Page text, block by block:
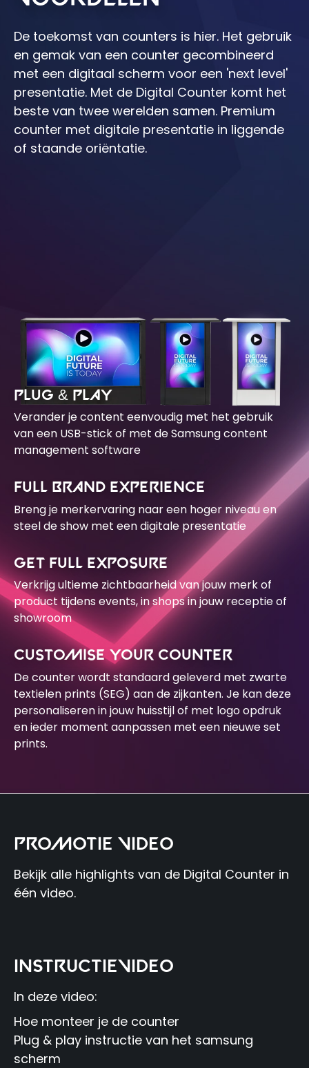
De toekomst van counters is hier. Het gebruik
en gemak van een counter gecombineerd
met een digitaal scherm voor een 'next level'
presentatie. Met de Digital Counter komt het
beste van twee werelden samen. Premium
counter met digitale presentatie in liggende
of staande oriëntatie.
PLUG & PLAY
Verander je content eenvoudig met het gebruik
van een USB-stick of met de Samsung content
management software
FULL BRAND EXPERIENCE
Breng je merkervaring naar een hoger niveau en
steel de show met een digitale presentatie
GET FULL EXPOSURE
Verkrijg ultieme zichtbaarheid van jouw merk of
product tijdens events, in shops in jouw receptie of
showroom
CUSTOMISE YOUR COUNTER
De counter wordt standaard geleverd met zwarte
textielen prints (SEG) aan de zijkanten. Je kan deze
personaliseren in jouw huisstijl of met logo opdruk
en ieder moment aanpassen met een nieuwe set
prints.
PROMOTIE VIDEO
Bekijk alle highlights van de Digital Counter in
één video.
INSTRUCTIEVIDEO
In deze video:
Hoe monteer je de counter
Plug & play instructie van het samsung
scherm